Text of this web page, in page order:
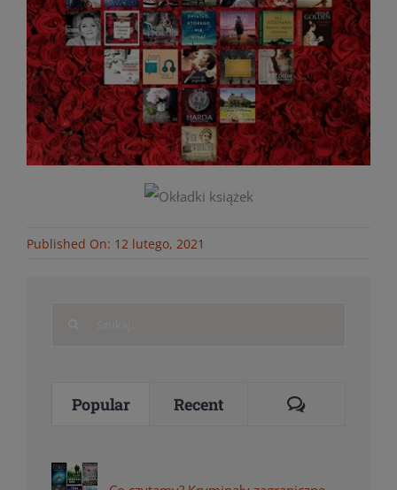
Published On: 12 lutego, 2021
Popular Recent Comments